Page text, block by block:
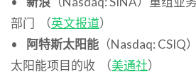
部门 （英文报道）
•
阿特斯太阳能 （Nasdaq: CSIQ
太阳能项目的收 （美通社）